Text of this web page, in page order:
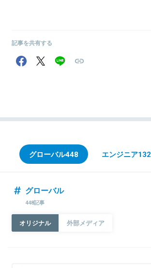
記事を共有する
グローバル448 エンジニア132
グローバル
448記事
オリジナル 外部メディア